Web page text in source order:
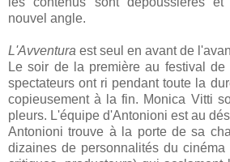
nouvel angle.
L'Avventura est seul en avant de
Le soir de la première au festival
spectateurs ont ri pendant toute la
copieusement à la fin. Monica Vitti
pleurs. L'équipe d'Antonioni est au
Antonioni trouve à la porte de sa
dizaines de personnalités du cinéma